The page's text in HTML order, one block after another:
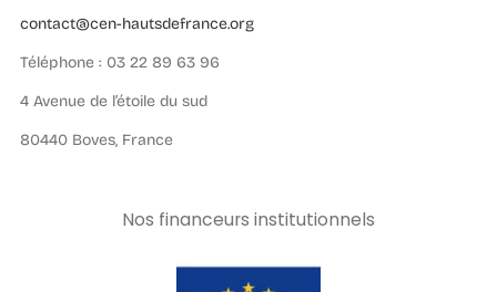
contact@cen-hautsdefrance.org
Téléphone : 03 22 89 63 96
4 Avenue de l’étoile du sud
80440 Boves, France
Nos financeurs institutionnels